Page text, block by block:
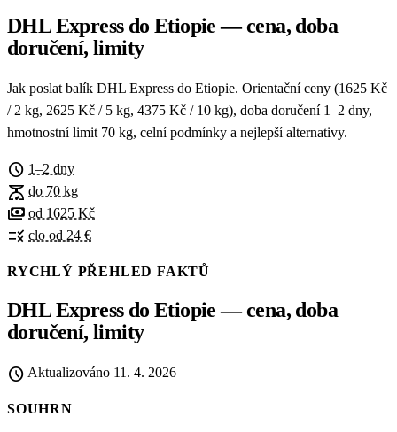
DHL Express do Etiopie — cena, doba
doručení, limity
Jak poslat balík DHL Express do Etiopie. Orientační ceny (1625 Kč
/ 2 kg, 2625 Kč / 5 kg, 4375 Kč / 10 kg), doba doručení 1–2 dny,
hmotnostní limit 70 kg, celní podmínky a nejlepší alternativy.
schedule 1–2 dny
scale do 70 kg
payments od 1625 Kč
rule clo od 24 €
RYCHLÝ PŘEHLED FAKTŮ
DHL Express do Etiopie — cena, doba
doručení, limity
schedule Aktualizováno 11. 4. 2026
SOUHRN